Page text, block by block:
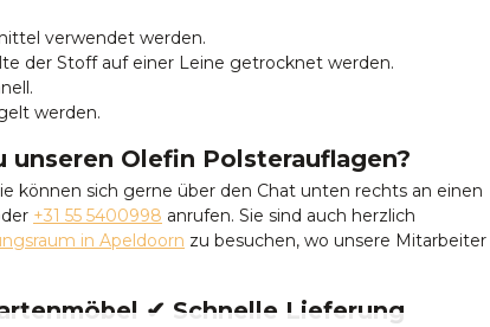
verwendet werden.
der Stoff auf einer Leine getrocknet werden.
werden.
unseren Olefin Polsterauflagen?
können sich gerne über den Chat unten rechts an einen
+31 55 5400998 anrufen. Sie sind auch herzlich
in Apeldoorn zu besuchen, wo unsere Mitarbeiter
✔ Schnelle Lieferung